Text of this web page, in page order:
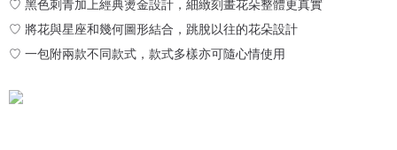
♡ 將花與星座和幾何圖形結合，跳脫以往的花朵設計
♡ 一包附兩款不同款式，款式多樣亦可隨心情使用